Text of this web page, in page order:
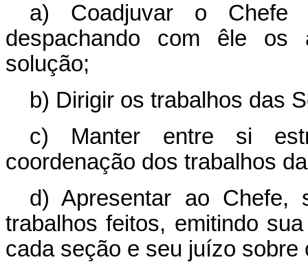
a) Coadjuvar o Chefe
despachando com êle os
solução;
b) Dirigir os trabalhos das
c) Manter entre si
coordenação dos trabalhos
d) Apresentar ao Chefe,
trabalhos feitos, emitindo
cada seção e seu juízo